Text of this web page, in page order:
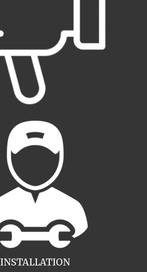
INSTALLATION